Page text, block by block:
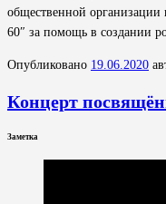
общественной организации
60″ за помощь в создании
Опубликовано 19.06.2020
Концерт
Заметка